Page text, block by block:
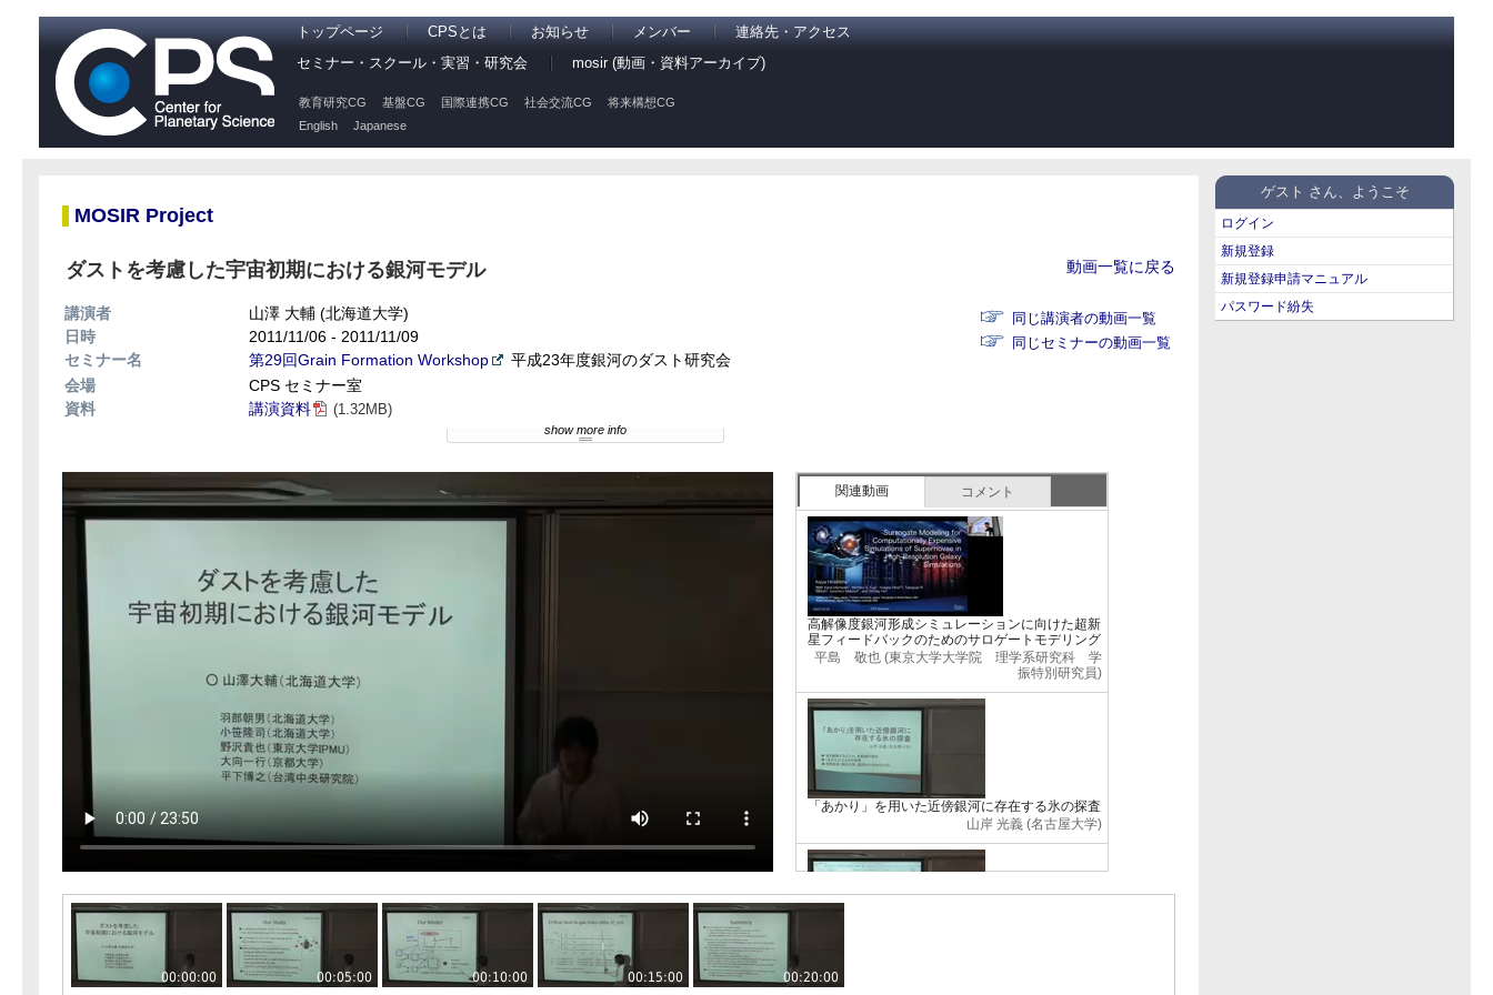
トップページ CPSとは お知らせ メンバー
連絡先・アクセス
セミナー・スクール・実習・研究会
mosir (動画・資料アーカイブ)
教育研究CG 基盤CG 国際連携CG 社会交流CG
将来構想CG
English
Japanese
ゲスト さん、ようこそ
ログイン
新規登録
新規登録申請マニュアル
パスワード紛失
MOSIR Project
動画一覧に戻る
ダストを考慮した宇宙初期における銀河モデル
講演者
山澤 大輔 (北海道大学)
日時
2011/11/06 - 2011/11/09
セミナー名
第29回Grain Formation Workshop 平成23年度銀河のダスト研究会
同じ講演者の動画一覧
同じセミナーの動画一覧
会場
CPS セミナー室
資料
講演資料 (1.32MB)
show more info
関連動画 コメント
高解像度銀河形成シミュレーションに向けた超新
星フィードバックのためのサロゲートモデリング
平島 敬也 (東京大学大学院 理学系研究科 学
振特別研究員)
「あかり」を用いた近傍銀河に存在する氷の探査
山岸 光義 (名古屋大学)
00:00:00 00:05:00 00:10:00 00:15:00 00:20:00